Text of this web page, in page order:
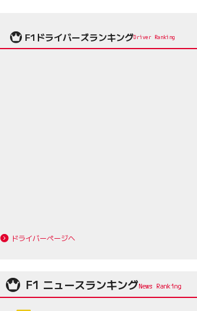
F1ドライバーズランキングDriver Ranking
ドライバーページへ
F1 ニュースランキング